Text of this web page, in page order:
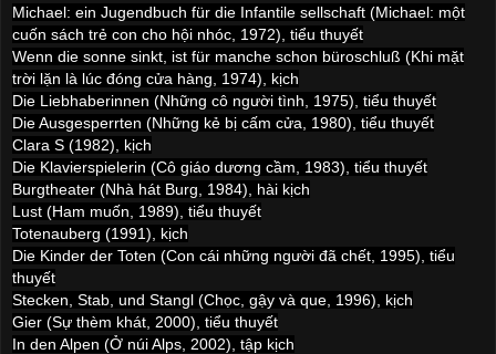
Michael: ein Jugendbuch für die Infantile sellschaft (Michael: một
cuốn sách trẻ con cho hội nhóc, 1972), tiểu thuyết
Wenn die sonne sinkt, ist für manche schon büroschluß (Khi mặt
trời lặn là lúc đóng cửa hàng, 1974), kịch
Die Liebhaberinnen (Những cô người tình, 1975), tiểu thuyết
Die Ausgesperrten (Những kẻ bị cấm cửa, 1980), tiểu thuyết
Clara S (1982), kịch
Die Klavierspielerin (Cô giáo dương cầm, 1983), tiểu thuyết
Burgtheater (Nhà hát Burg, 1984), hài kịch
Lust (Ham muốn, 1989), tiểu thuyết
Totenauberg (1991), kịch
Die Kinder der Toten (Con cái những người đã chết, 1995), tiểu
thuyết
Stecken, Stab, und Stangl (Chọc, gậy và que, 1996), kịch
Gier (Sự thèm khát, 2000), tiểu thuyết
In den Alpen (Ở núi Alps, 2002), tập kịch